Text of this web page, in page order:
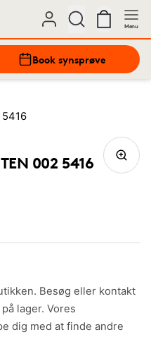
Menu
Book synsprøve
5416
002 5416
Besøg eller kontakt
lager. Vores
dig med at finde andre